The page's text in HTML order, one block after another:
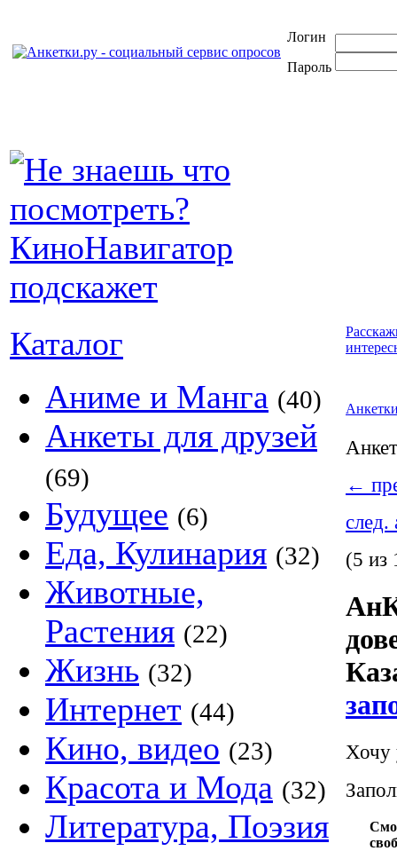
Логин
Пароль
Каталог
Аниме и Манга (40)
Анкеты для друзей
(69)
Будущее (6)
Еда, Кулинария (32)
Животные,
Растения (22)
Жизнь (32)
Интернет (44)
Кино, видео (23)
Красота и Мода (32)
Литература, Поэзия
←
след.
(5 из
Хочу